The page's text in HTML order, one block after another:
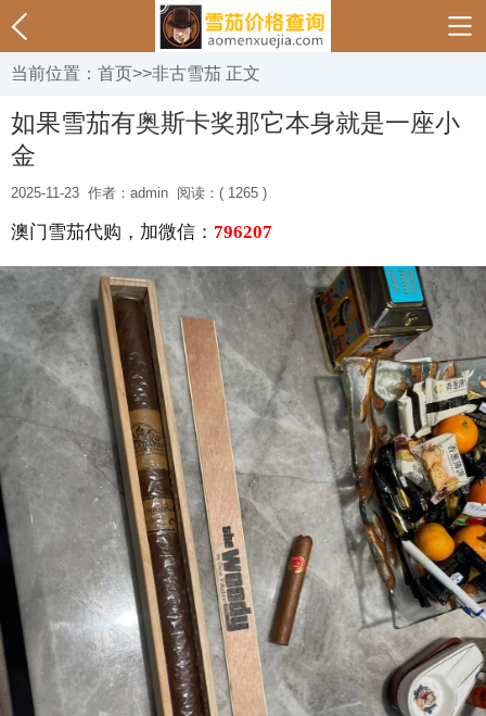
当前位置： 首页>>非古雪茄 正文
如果雪茄有奥斯卡奖那它本身就是一座小
金
2025-11-23 作者：admin 阅读：( 1265 )
澳门雪茄代购，加微信： 796207